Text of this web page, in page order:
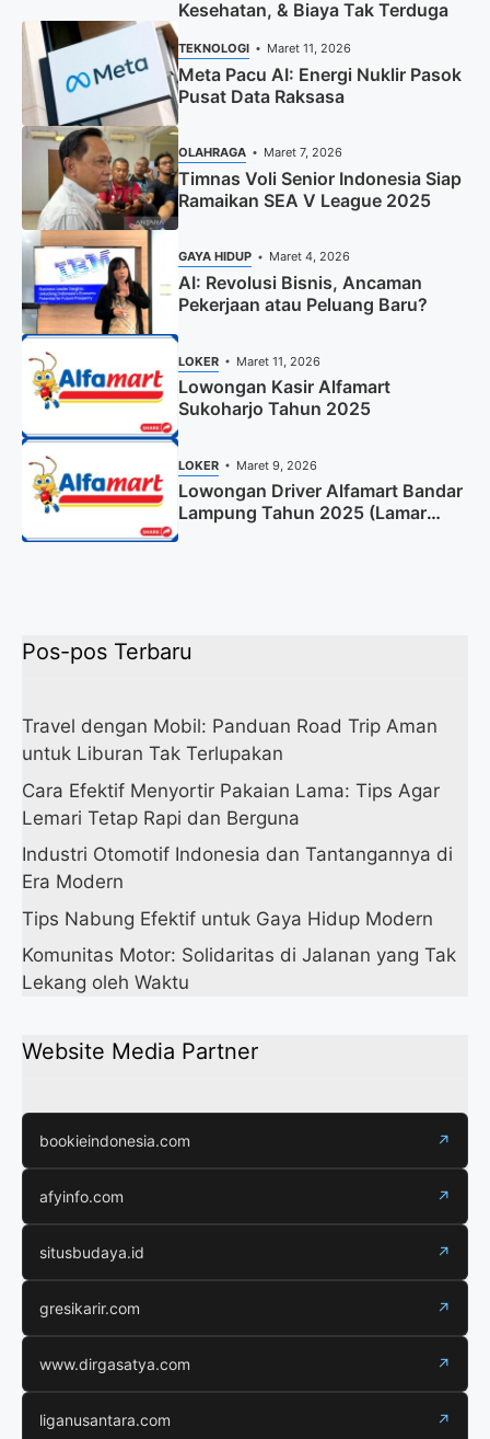
Kesehatan, & Biaya Tak Terduga
TEKNOLOGI Maret 11, 2026
Meta Pacu AI: Energi Nuklir Pasok
Pusat Data Raksasa
OLAHRAGA Maret 7, 2026
Timnas Voli Senior Indonesia Siap
Ramaikan SEA V League 2025
GAYA HIDUP Maret 4, 2026
AI: Revolusi Bisnis, Ancaman
Pekerjaan atau Peluang Baru?
LOKER Maret 11, 2026
Lowongan Kasir Alfamart
Sukoharjo Tahun 2025
LOKER Maret 9, 2026
Lowongan Driver Alfamart Bandar
Lampung Tahun 2025 (Lamar
Sekarang)
Pos-pos Terbaru
Travel dengan Mobil: Panduan Road Trip Aman
untuk Liburan Tak Terlupakan
Cara Efektif Menyortir Pakaian Lama: Tips Agar
Lemari Tetap Rapi dan Berguna
Industri Otomotif Indonesia dan Tantangannya di
Era Modern
Tips Nabung Efektif untuk Gaya Hidup Modern
Komunitas Motor: Solidaritas di Jalanan yang Tak
Lekang oleh Waktu
Website Media Partner
bookieindonesia.com ↗
afyinfo.com ↗
situsbudaya.id ↗
gresikarir.com ↗
www.dirgasatya.com ↗
liganusantara.com ↗